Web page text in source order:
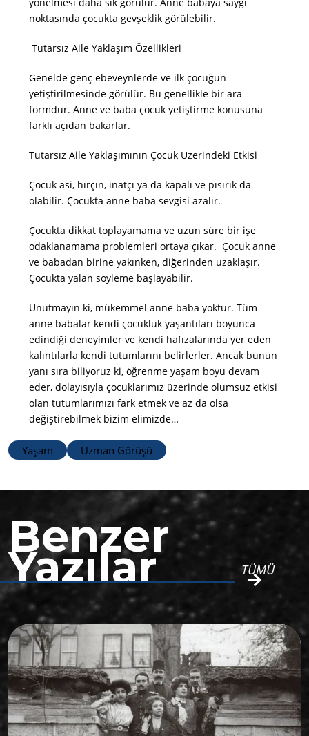
noktasında çocukta gevşeklik görülebilir.
Tutarsız Aile Yaklaşım Özellikleri
Genelde genç ebeveynlerde ve ilk çocuğun
yetiştirilmesinde görülür. Bu genellikle bir ara
formdur. Anne ve baba çocuk yetiştirme konusuna
farklı açıdan bakarlar.
Tutarsız Aile Yaklaşımının Çocuk Üzerindeki Etkisi
Çocuk asi, hırçın, inatçı ya da kapalı ve pısırık da
olabilir. Çocukta anne baba sevgisi azalır.
Çocukta dikkat toplayamama ve uzun süre bir işe
odaklanamama problemleri ortaya çıkar. Çocuk anne
ve babadan birine yakınken, diğerinden uzaklaşır.
Çocukta yalan söyleme başlayabilir.
Unutmayın ki, mükemmel anne baba yoktur. Tüm
anne babalar kendi çocukluk yaşantıları boyunca
edindiği deneyimler ve kendi hafızalarında yer eden
kalıntılarla kendi tutumlarını belirlerler. Ancak bunun
yanı sıra biliyoruz ki, öğrenme yaşam boyu devam
eder, dolayısıyla çocuklarımız üzerinde olumsuz etkisi
olan tutumlarımızı fark etmek ve az da olsa
değiştirebilmek bizim elimizde…
Yaşam Uzman Görüşü
Benzer
Yazılar TÜMÜ